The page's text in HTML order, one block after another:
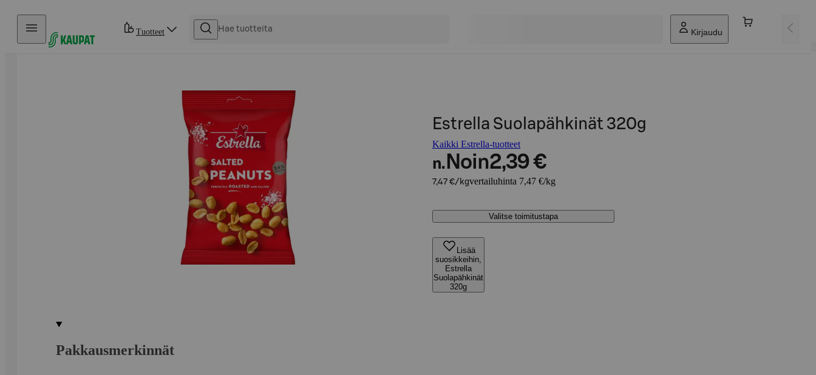
Hyppää sisältöön
Tuotteet Kirjaudu
Estrella Suolapähkinät 320g
Kaikki Estrella-tuotteet
n. Noin2,39 €
7,47 €/kgvertailuhinta 7,47 €/kg
Valitse toimitustapa
Lisää
suosikkeihin,
Estrella
Suolapähkinät
320g
Pakkausmerkinnät